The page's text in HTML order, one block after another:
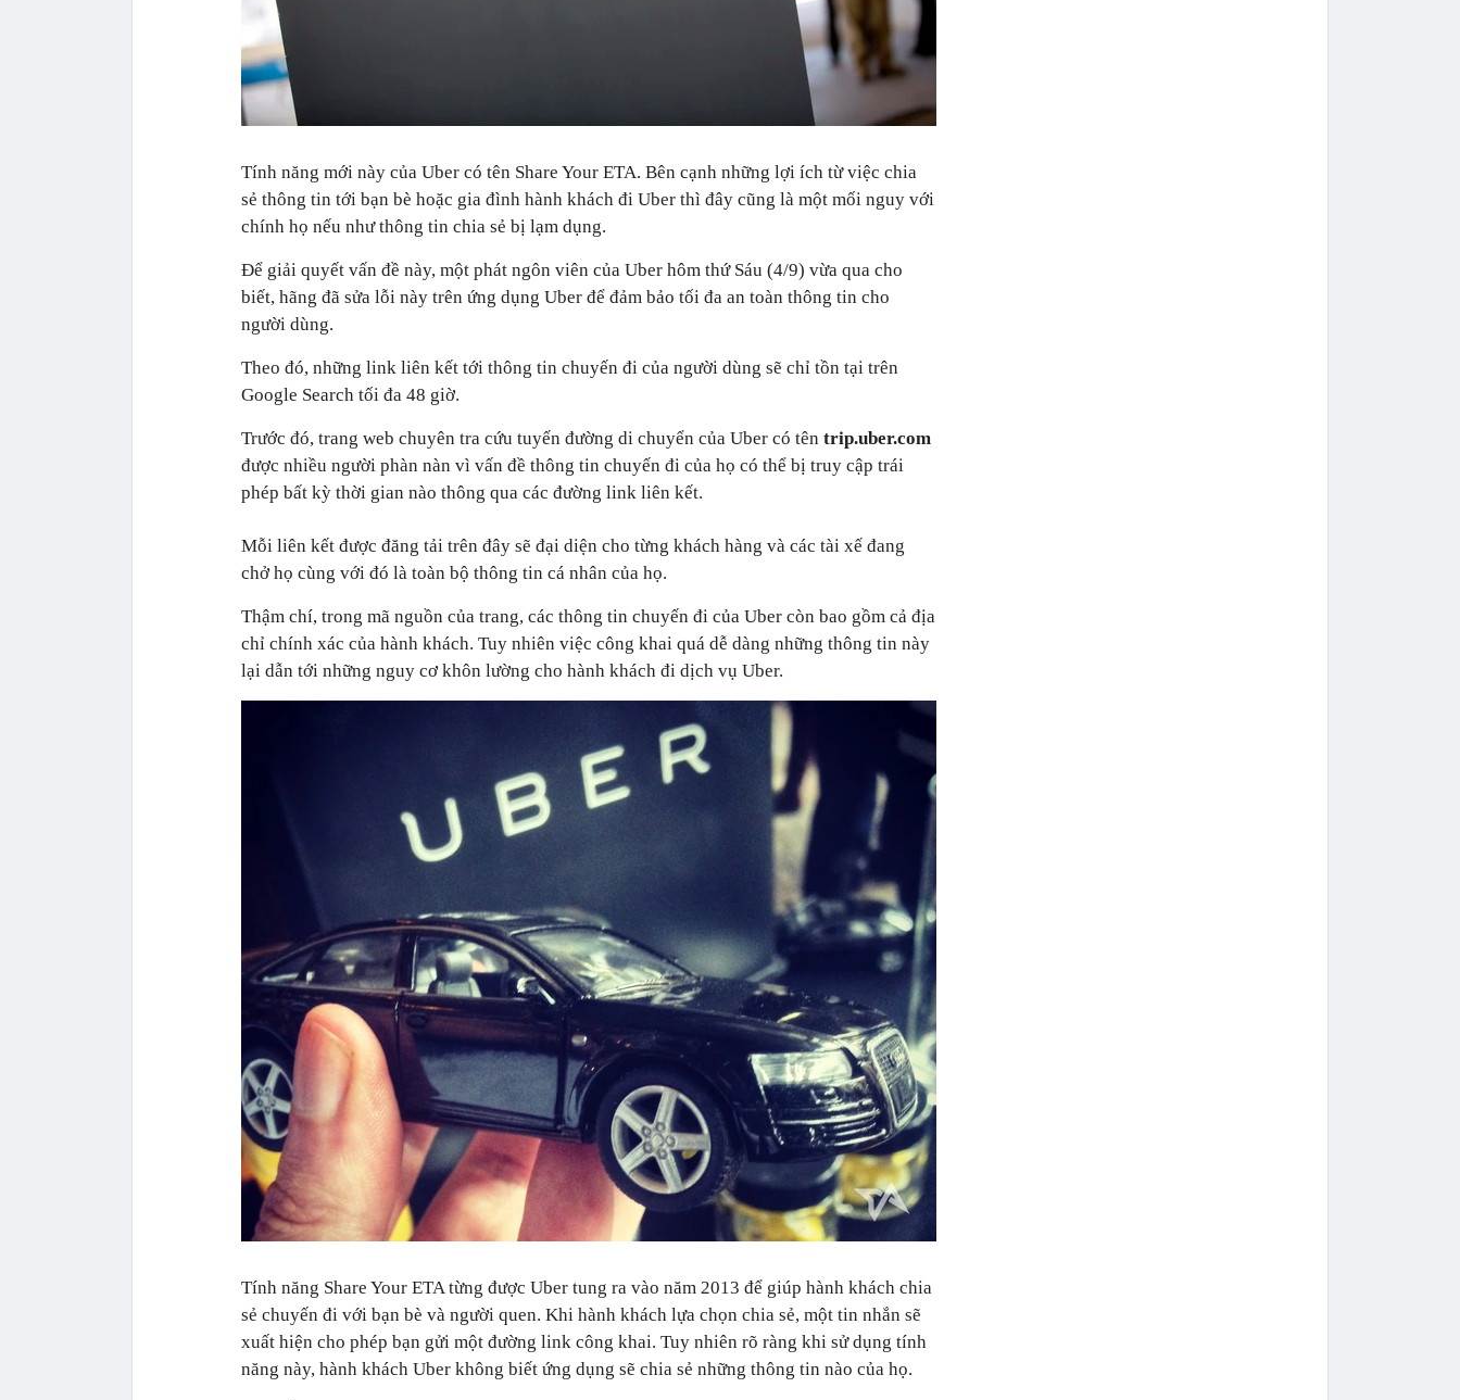
Tính năng mới này của Uber có tên Share Your ETA. Bên cạnh những lợi ích từ việc chia
sẻ thông tin tới bạn bè hoặc gia đình hành khách đi Uber thì đây cũng là một mối nguy với
chính họ nếu như thông tin chia sẻ bị lạm dụng.
Để giải quyết vấn đề này, một phát ngôn viên của Uber hôm thứ Sáu (4/9) vừa qua cho
biết, hãng đã sửa lỗi này trên ứng dụng Uber để đảm bảo tối đa an toàn thông tin cho
người dùng.
Theo đó, những link liên kết tới thông tin chuyến đi của người dùng sẽ chỉ tồn tại trên
Google Search tối đa 48 giờ.
Trước đó, trang web chuyên tra cứu tuyến đường di chuyển của Uber có tên trip.uber.com
được nhiều người phàn nàn vì vấn đề thông tin chuyến đi của họ có thể bị truy cập trái
phép bất kỳ thời gian nào thông qua các đường link liên kết.
Mỗi liên kết được đăng tải trên đây sẽ đại diện cho từng khách hàng và các tài xế đang
chở họ cùng với đó là toàn bộ thông tin cá nhân của họ.
Thậm chí, trong mã nguồn của trang, các thông tin chuyến đi của Uber còn bao gồm cả địa
chỉ chính xác của hành khách. Tuy nhiên việc công khai quá dễ dàng những thông tin này
lại dẫn tới những nguy cơ khôn lường cho hành khách đi dịch vụ Uber.
Tính năng Share Your ETA từng được Uber tung ra vào năm 2013 để giúp hành khách chia
sẻ chuyến đi với bạn bè và người quen. Khi hành khách lựa chọn chia sẻ, một tin nhắn sẽ
xuất hiện cho phép bạn gửi một đường link công khai. Tuy nhiên rõ ràng khi sử dụng tính
năng này, hành khách Uber không biết ứng dụng sẽ chia sẻ những thông tin nào của họ.